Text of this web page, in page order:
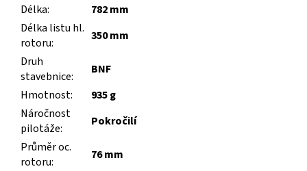
Délka:
782 mm
Délka listu hl.
rotoru:
350 mm
Druh
stavebnice:
BNF
Hmotnost:
935 g
Náročnost
pilotáže:
Pokročilí
Průměr oc.
rotoru:
76 mm